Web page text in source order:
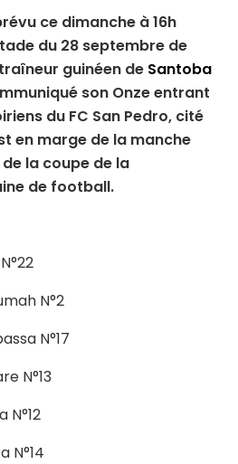
ce dimanche à 16h
du 28 septembre de
guinéen de Santoba
son Onze entrant
du FC San Pedro, cité
en marge de la manche
la coupe de la
de football.
N°2
N°17
N°13
N°14